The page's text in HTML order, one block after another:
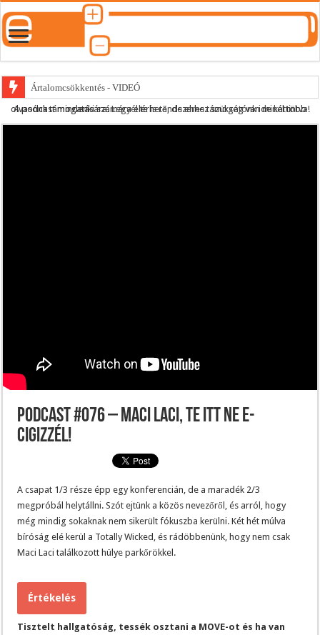
Ártalomcsökkentés - VIDEÓ
E-cigi használati szokások 2.0
A podcast mindenki számára elérhető, de ehhez szükség van minél több olvasónk támogatására.Legyél te is rendszeres támogatónk ide kattintva!
Podcast #076 – Maci Laci, te itt ne e-
cigizzél!
A csapat 1/3 része épp egy konferencián, de a maradék 2/3
megpróbál helytállni. Szót ejtünk a közös nevezőről, és arról, hogy
még mindig sokaknak nem sikerült fókuszba kerülni. Két hét múlva
bíróság elé kerül a Totally Wicked, és rádöbbenünk, hogy nem csak
Maci Laci találkozott hülye parkőrökkel.
Értékelés
Tisztelt hallgatóság, tessék osztani a MOVE-ot és ha van